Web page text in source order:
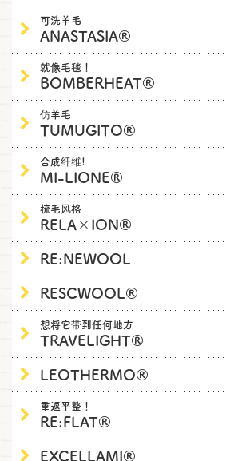
可洗羊毛
ANASTASIA®
就像毛毯！
BOMBERHEAT®
仿羊毛
TUMUGITO®
合成纤维!
MI-LIONE®
梳毛风格
RELA×ION®
RE:NEWOOL
RESCWOOL®
想将它带到任何地方
TRAVELIGHT®
LEOTHERMO®
重返平整！
RE:FLAT®
EXCELLAMI®